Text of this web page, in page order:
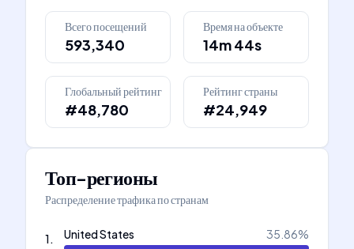
Всего посещений
593,340
Время на объекте
14m 44s
Глобальный рейтинг
#48,780
Рейтинг страны
#24,949
Топ-регионы
Распределение трафика по странам
1. United States 35.86%